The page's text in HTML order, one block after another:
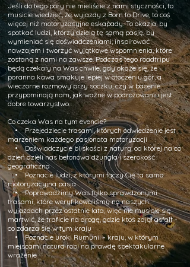
Jeśli do tego pory nie mieliście z nami styczności, to
musicie wiedzieć, że wyjazdy z Born to Drive, to coś
więcej niż motoryzacyjne eskapady. To okazja, by
spotkać ludzi, którzy dzielą tę samą pasję, by
wymieniać się doświadczeniami, inspirować
nawzajem i tworzyć wyjątkowe wspomnienia, które
zostaną z nami na zawsze. Podczas tego roadtripu
będą czekały na Was chwile, gdy okaże się, że
poranna kawa smakuje lepiej w otoczeniu gór, a
wieczorne rozmowy przy soczku, czy w basenie
przypominają nam, jak ważne w podróżowaniu jest
dobre towarzystwo.
Co czeka Was na tym evencie?
• Przejedziecie trasami, których odwiedzenie jest
marzeniem każdego pasjonata motoryzacji
• Doświadczycie bliskości z naturą, od której na co
dzień dzieli nas betonowa dżungla i szerokość
geograficzna
• Poznacie ludzi, z którymi łączy Cię ta sama
motoryzacyjna pasja
• Poprowadzimy Was tylko sprawdzonymi
trasami, które weryfikowaliśmy na naszych
wyjazdach przez ostatnie lata, więc nie musicie się
martwić, że traficie na drogę, gdzie ktoś zdjął asfalt -
co zdarza się w tym kraju
• Poznacie uroki Rumunii - kraju, w którym
miejscami natura robi na prawdę spektakularne
wrażenie